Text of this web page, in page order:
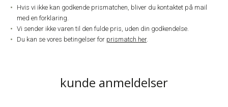
Hvis vi ikke kan godkende prismatchen, bliver du kontaktet på mail
med en forklaring.
Vi sender ikke varen til den fulde pris, uden din godkendelse.
Du kan se vores betingelser for prismatch her.
kunde anmeldelser